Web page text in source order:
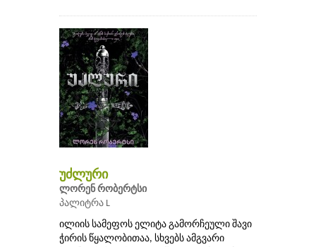
უძლური
ლორენ რობერტსი
პალიტრა L
ილიის სამეფოს ელიტა გამორჩეული შავი
ჭირის წყალობითაა, სხვებს ამგვარი